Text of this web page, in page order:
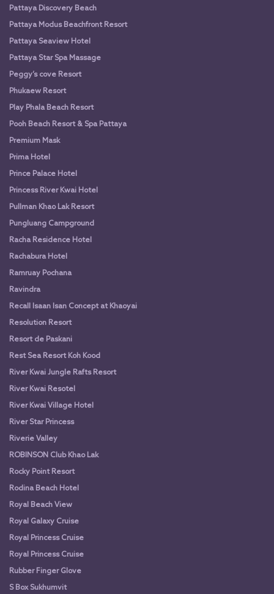
Pattaya Discovery Beach
Pattaya Modus Beachfront Resort
Pattaya Seaview Hotel
Pattaya Star Spa Massage
Peggy’s cove Resort
Phukaew Resort
Play Phala Beach Resort
Pooh Beach Resort & Spa Pattaya
Premium Mask
Prima Hotel
Prince Palace Hotel
Princess River Kwai Hotel
Pullman Khao Lak Resort
Pungluang Campground
Racha Residence Hotel
Rachabura Hotel
Ramruay Pochana
Ravindra
Recall Isaan Isan Concept at Khaoyai
Resolution Resort
Resort de Paskani
Rest Sea Resort Koh Kood
River Kwai Jungle Rafts Resort
River Kwai Resotel
River Kwai Village Hotel
River Star Princess
Riverie Valley
ROBINSON Club Khao Lak
Rocky Point Resort
Rodina Beach Hotel
Royal Beach View
Royal Galaxy Cruise
Royal Princess Cruise
Royal Princess Cruise
Rubber Finger Glove
S Box Sukhumvit